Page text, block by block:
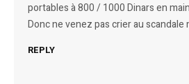
portables à 800 / 1000 Dinars en
Donc ne venez pas crier au
REPLY